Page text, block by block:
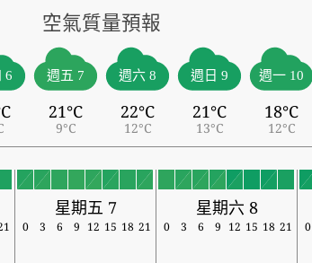
空氣質量預報
6 週五 7
21°C
9°C
週六 8
22°C
12°C
週日 9
21°C
13°C
週一 10
18°C
12°C
星期五 7 星期六 8
0 3 6 9 12 15 18 21 0 3 6 9 12 15 18 21 0